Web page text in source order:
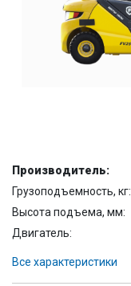
Производитель:
Грузоподъемность, кг:
Высота подъема, мм:
Двигатель:
Все характеристики